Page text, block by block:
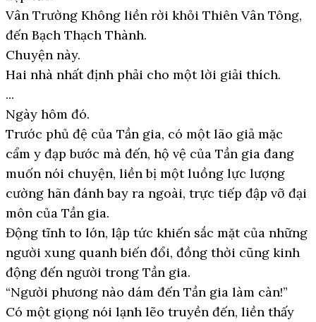
Vân Trường Không liền rời khỏi Thiên Vân Tông,
đến Bạch Thạch Thành.
Chuyện này.
Hai nhà nhất định phải cho một lời giải thích.
...
Ngày hôm đó.
Trước phủ đệ của Tần gia, có một lão giả mặc
cẩm y đạp bước mà đến, hộ vệ của Tần gia đang
muốn nói chuyện, liền bị một luồng lực lượng
cường hãn đánh bay ra ngoài, trực tiếp đập vỡ đại
môn của Tần gia.
Động tĩnh to lớn, lập tức khiến sắc mặt của những
người xung quanh biến đổi, đồng thời cũng kinh
động đến người trong Tần gia.
“Người phương nào dám đến Tần gia làm càn!”
Có một giọng nói lạnh lẽo truyền đến, liền thấy